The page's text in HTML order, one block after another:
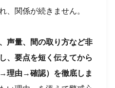
、関係が続きません。
声量、間の取り方など非
、要点を短く伝えてから
理由→確認）を徹底しま